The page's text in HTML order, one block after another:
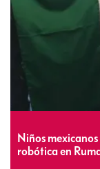
Niños
robótica en